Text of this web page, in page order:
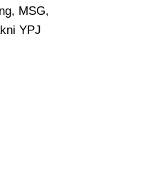
MSG,
YPJ